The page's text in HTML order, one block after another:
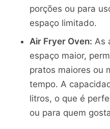
porções ou para
espaço limitado.
Air Fryer Oven: As
espaço maior,
pratos maiores ou
tempo. A
litros, o que é
ou para quem